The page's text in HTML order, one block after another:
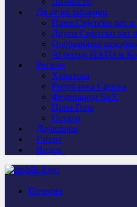
Да се не заборави
Први Свјeтски рат
Други Свјетски
Одбрамбено
Агресија НАТО и
Регион
Хрватска
Република Српска
Федерација БиХ
Црна Гора
Остало
Дијаспора
Спорт
Видео
Почетна